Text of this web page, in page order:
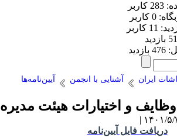
ایران آشنایی با انجمن آیین‌نامه‌ها
و اختیارات هیئت مدیره
دریافت فایل آیین‌نامه